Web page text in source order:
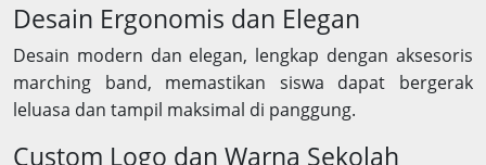
Desain Ergonomis dan Elegan
Desain modern dan elegan, lengkap dengan aksesoris
marching band, memastikan siswa dapat bergerak
leluasa dan tampil maksimal di panggung.
Custom Logo dan Warna Sekolah